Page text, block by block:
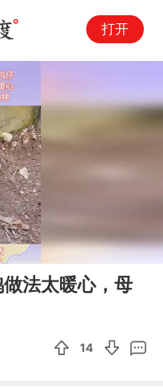
打开
00:11
法太暖心，母
14